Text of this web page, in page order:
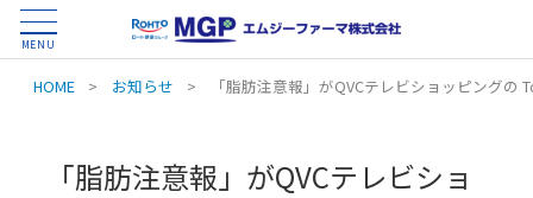
MENU
HOME > お知らせ > 「脂肪注意報」がQVCテレビショッピング
「脂肪注意報」がQVCテレビショ